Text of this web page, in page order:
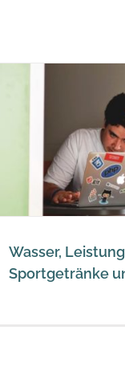
Wasser,
Sportgetränke